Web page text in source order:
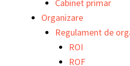
Cabinet primar
Organizare
Regulament de
ROI
ROF